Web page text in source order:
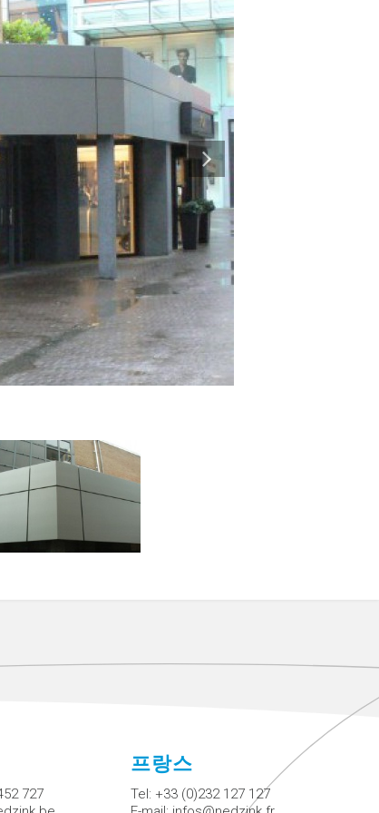
727
프랑스
Tel: +33 (0)232 127 127